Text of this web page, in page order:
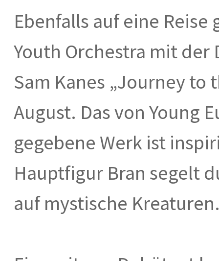
Ebenfalls auf eine
Youth Orchestra mit
Sam Kanes „Journey to
August. Das von Young
gegebene Werk ist
Hauptfigur Bran segelt
auf mystische